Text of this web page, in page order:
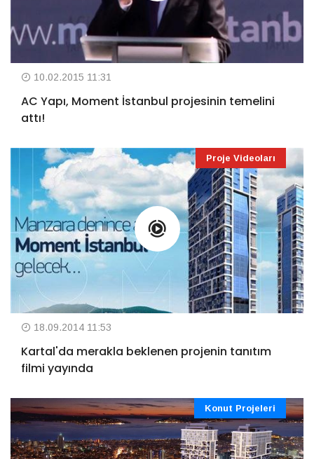
10.02.2015 11:31
AC Yapı, Moment İstanbul projesinin temelini
attı!
Proje Videoları
18.09.2014 11:53
Kartal'da merakla beklenen projenin tanıtım
filmi yayında
Konut Projeleri